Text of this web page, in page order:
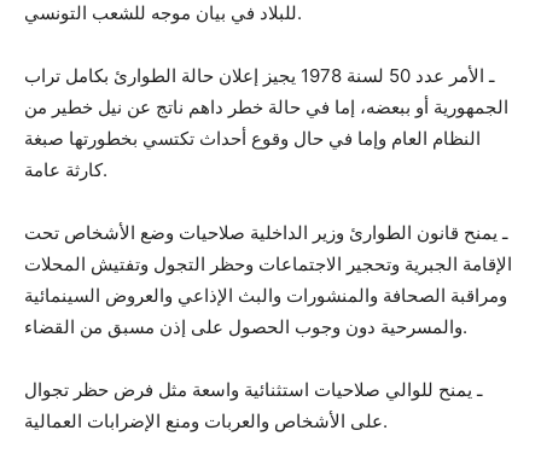
للبلاد في بيان موجه للشعب التونسي.
ـ الأمر عدد 50 لسنة 1978 يجيز إعلان حالة الطوارئ بكامل تراب
الجمهورية أو ببعضه، إما في حالة خطر داهم ناتج عن نيل خطير من
النظام العام وإما في حال وقوع أحداث تكتسي بخطورتها صبغة
كارثة عامة.
ـ يمنح قانون الطوارئ وزير الداخلية صلاحيات وضع الأشخاص تحت
الإقامة الجبرية وتحجير الاجتماعات وحظر التجول وتفتيش المحلات
ومراقبة الصحافة والمنشورات والبث الإذاعي والعروض السينمائية
والمسرحية دون وجوب الحصول على إذن مسبق من القضاء.
ـ يمنح للوالي صلاحيات استثنائية واسعة مثل فرض حظر تجوال
على الأشخاص والعربات ومنع الإضرابات العمالية.